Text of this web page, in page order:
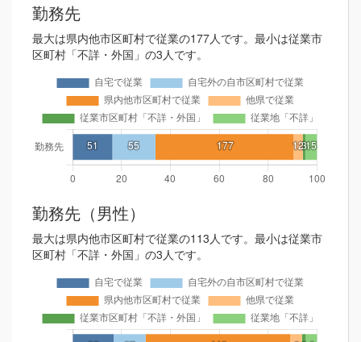
勤務先
最大は県内他市区町村で従業の177人です。最小は従業市
区町村「不詳・外国」の3人です。
勤務先（男性）
最大は県内他市区町村で従業の113人です。最小は従業市
区町村「不詳・外国」の3人です。